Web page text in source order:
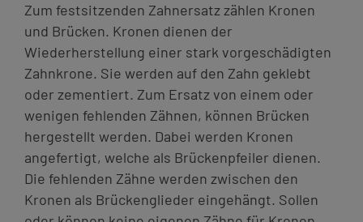
Zum festsitzenden Zahnersatz zählen Kronen
und Brücken. Kronen dienen der
Wiederherstellung einer stark vorgeschädigten
Zahnkrone. Sie werden auf den Zahn geklebt
oder zementiert. Zum Ersatz von einem oder
wenigen fehlenden Zähnen, können Brücken
hergestellt werden. Dabei werden Kronen
angefertigt, welche als Brückenpfeiler dienen.
Die fehlenden Zähne werden zwischen den
Kronen als Brückenglieder eingehängt. Sollen